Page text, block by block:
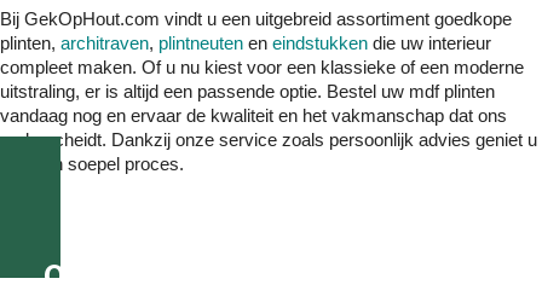
Bij GekOpHout.com vindt u een uitgebreid assortiment goedkope
plinten, architraven, plintneuten en eindstukken die uw interieur
compleet maken. Of u nu kiest voor een klassieke of een moderne
uitstraling, er is altijd een passende optie. Bestel uw mdf plinten
vandaag nog en ervaar de kwaliteit en het vakmanschap dat ons
onderscheidt. Dankzij onze service zoals persoonlijk advies geniet u
van een soepel proces.
Op werkdagen voor 16.00 uur